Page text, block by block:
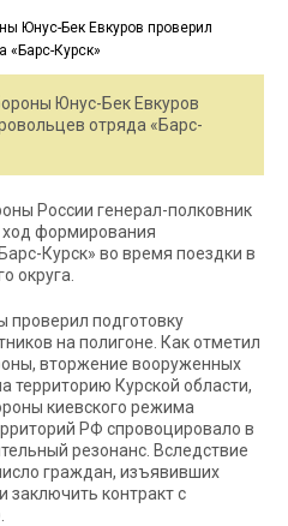
Юнус-Бек Евкуров
отряда «Барс-
России генерал-полковник
ход формирования
Курск» во время поездки в
округа.
проверил подготовку
на полигоне. Как отметил
вторжение вооруженных
территорию Курской области,
киевского режима
РФ спровоцировало в
резонанс. Вследствие
граждан, изъявивших
контракт с